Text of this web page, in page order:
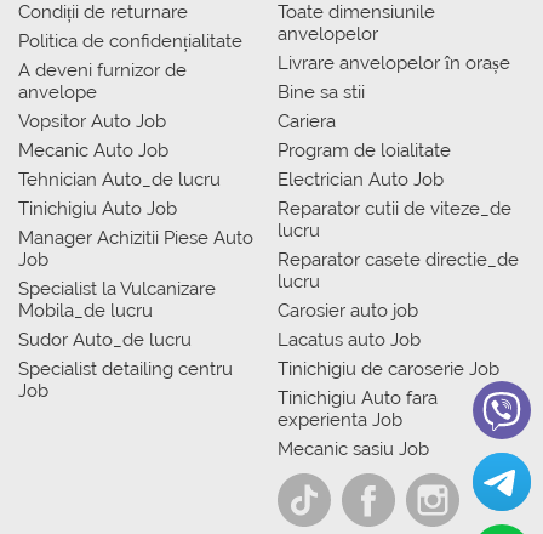
Condiții de returnare
Politica de confidențialitate
A deveni furnizor de
anvelope
Vopsitor Auto Job
Mecanic Auto Job
Tehnician Auto_de lucru
Tinichigiu Auto Job
Manager Achizitii Piese Auto
Job
Specialist la Vulcanizare
Mobila_de lucru
Sudor Auto_de lucru
Specialist detailing centru
Job
Toate dimensiunile
anvelopelor
Livrare anvelopelor în orașe
Bine sa stii
Cariera
Program de loialitate
Electrician Auto Job
Reparator cutii de viteze_de
lucru
Reparator casete directie_de
lucru
Carosier auto job
Lacatus auto Job
Tinichigiu de caroserie Job
Tinichigiu Auto fara
experienta Job
Mecanic sasiu Job